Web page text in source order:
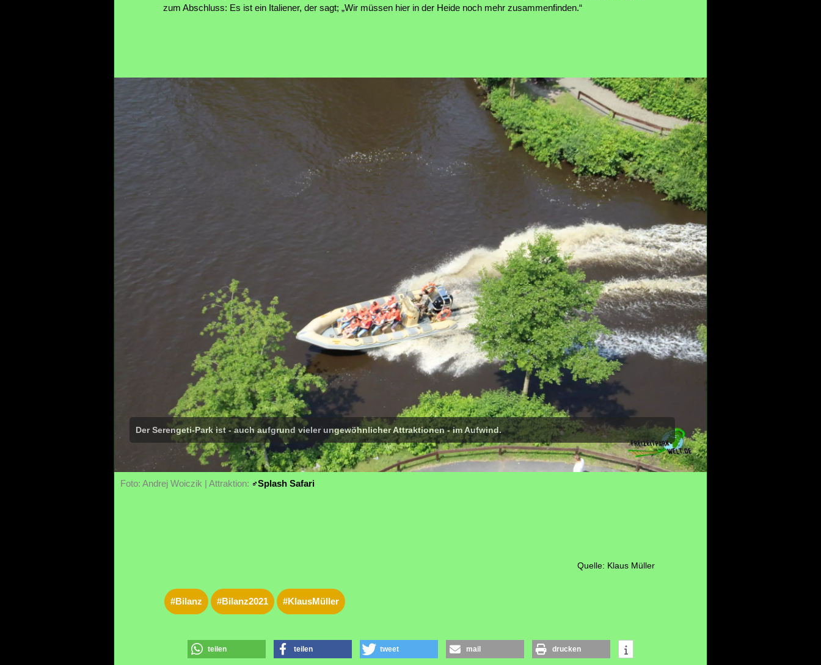
zum Abschluss: Es ist ein Italiener, der sagt; „Wir müssen hier in der Heide noch mehr zusammenfinden.“
Foto: Andrej Woiczik | Attraktion: Splash Safari
Der Serengeti-Park ist - auch aufgrund vieler ungewöhnlicher Attraktionen - im Aufwind.
Quelle: Klaus Müller
#Bilanz #Bilanz2021 #KlausMüller
teilen teilen tweet mail drucken